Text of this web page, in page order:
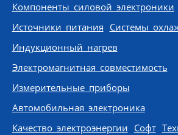
Компоненты силовой электроники
Источники питания Системы
Индукционный нагрев
Электромагнитная совместимость
Измерительные приборы
Автомобильная электроника
Качество электроэнергии Софт